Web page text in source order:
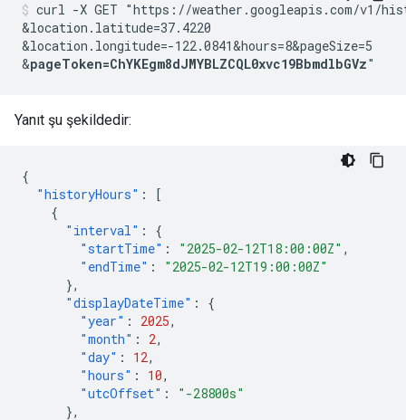
curl -X GET "https://weather.googleapis.com/v1/
&location.latitude=37.4220
&location.longitude=-122.0841&hours=8&pageSize=5
&pageToken=ChYKEgm8dJMYBLZCQL0xvc19BbmdlbGVz"
Yanıt şu şekildedir:
{
"historyHours" :
[
{
"interval" :
{
"startTime" : "2025-02-12T18:00:00Z" ,
"endTime" :
"2025-02-12T19:00:00Z"
},
"displayDateTime" :
{
"year" : 2025,
"month" : 2,
"day" : 12,
"hours" : 10,
"utcOffset" :
"-28800s"
},